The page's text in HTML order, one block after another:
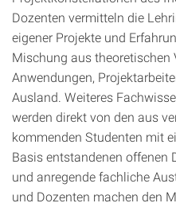
Dozenten vermitteln die
eigener Projekte und
Mischung aus theoretischen
Anwendungen,
Ausland. Weiteres
werden direkt von den aus
kommenden Studenten mit
Basis entstandenen offenen
und anregende fachliche
und Dozenten machen den